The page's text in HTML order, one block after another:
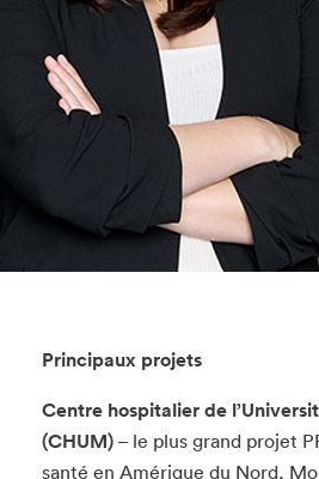
Principaux projets
Centre hospitalier de
(CHUM) – le plus grand projet
santé en Amérique du Nord,